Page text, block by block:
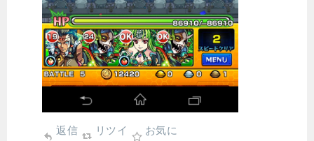
返信 リツイ お気に